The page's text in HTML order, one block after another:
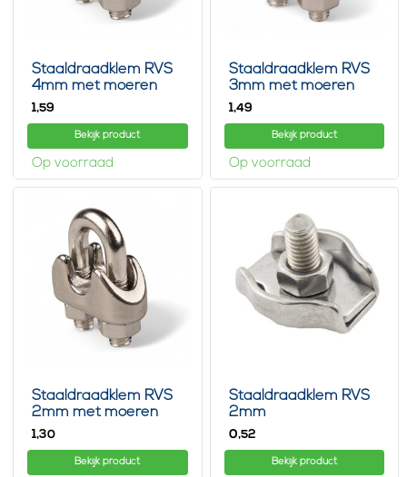
Staaldraadklem RVS
4mm met moeren
1,59
Bekijk product
Op voorraad
Staaldraadklem RVS
3mm met moeren
1,49
Bekijk product
Op voorraad
Staaldraadklem RVS
2mm met moeren
1,30
Bekijk product
Staaldraadklem RVS
2mm
0,52
Bekijk product